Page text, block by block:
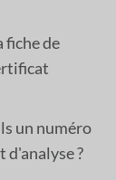
fiche de
un numéro
d'analyse ?